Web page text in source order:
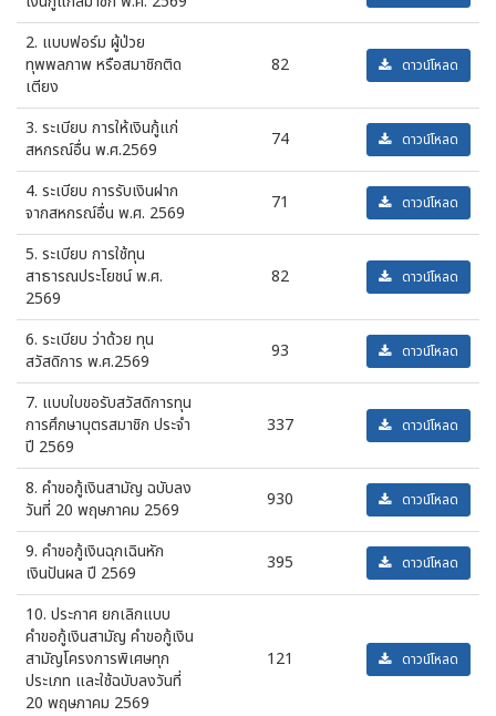
2. แบบฟอร์ม ผู้ป่วย
ทุพพลภาพ หรือสมาชิกติด
เตียง
82 ดาวน์โหลด
3. ระเบียบ การให้เงินกู้แก่
สหกรณ์อื่น พ.ศ.2569
74 ดาวน์โหลด
4. ระเบียบ การรับเงินฝาก
จากสหกรณ์อื่น พ.ศ. 2569
71 ดาวน์โหลด
5. ระเบียบ การใช้ทุน
สาธารณประโยชน์ พ.ศ.
2569
82 ดาวน์โหลด
6. ระเบียบ ว่าด้วย ทุน
สวัสดิการ พ.ศ.2569
93 ดาวน์โหลด
7. แบบใบขอรับสวัสดิการทุน
การศึกษาบุตรสมาชิก ประจำ
ปี 2569
337 ดาวน์โหลด
8. คำขอกู้เงินสามัญ ฉบับลง
วันที่ 20 พฤษภาคม 2569
930 ดาวน์โหลด
9. คำขอกู้เงินฉุกเฉินหัก
เงินปันผล ปี 2569
395 ดาวน์โหลด
10. ประกาศ ยกเลิกแบบ
คำขอกู้เงินสามัญ คำขอกู้เงิน
สามัญโครงการพิเศษทุก
ประเภท และใช้ฉบับลงวันที่
20 พฤษภาคม 2569
121 ดาวน์โหลด